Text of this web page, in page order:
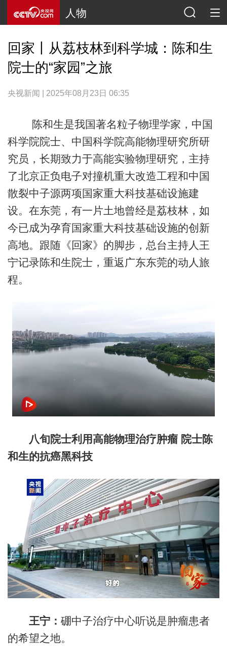
人物
回家丨从荔枝林到科学城：陈和生
院士的“家园”之旅
央视新闻 | 2025年08月23日 06:35
陈和生是我国著名粒子物理学家，中国
科学院院士、中国科学院高能物理研究所研
究员，长期致力于高能实验物理研究，主持
了北京正负电子对撞机重大改造工程和中国
散裂中子源两项国家重大科技基础设施建
设。在东莞，有一片土地曾经是荔枝林，如
今已成为孕育国家重大科技基础设施的创新
高地。跟随《回家》的脚步，总台主持人王
宁记录陈和生院士，重返广东东莞的动人旅
程。
八旬院士利用高能物理治疗肿瘤 院士陈
和生的抗癌黑科技
王宁： 硼中子治疗中心听说是肿瘤患者
的希望之地。